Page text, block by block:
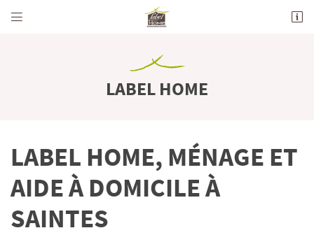


712 Avenue de la Grande Champagne
 Adresse email de réception
LABEL HOME
LABEL HOME, MÉNAGE ET
AIDE À DOMICILE À
SAINTES